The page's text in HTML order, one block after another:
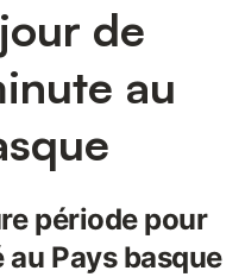
de
au
période pour
Pays basque